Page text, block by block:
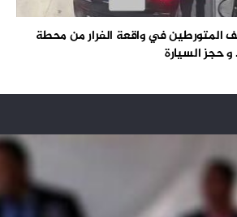
المتورطين في واقعة الفرار من محطة
حجز السيارة